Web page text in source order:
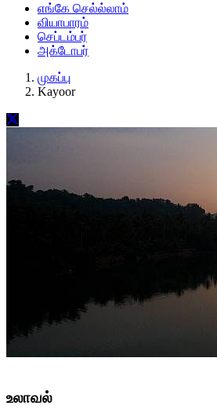
எங்கே செல்ல்லாம்
வியாபாரம்
செப்டம்பர்
அக்டோபர்
முகப்பு
Kayoor
உலாவல்